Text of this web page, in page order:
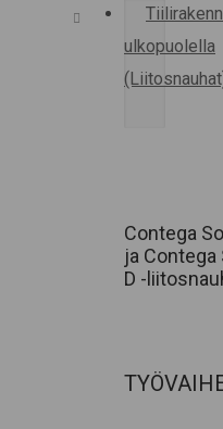
ulkopuolella
Contega
ja Contega
D -